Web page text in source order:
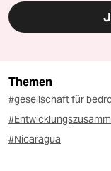
Themen
#gesellschaft für
#Nicaragua